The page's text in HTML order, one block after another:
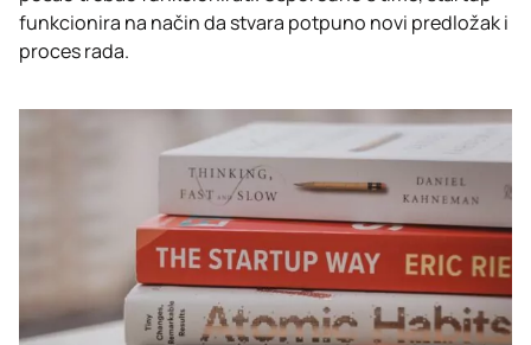
funkcionira na način da stvara potpuno novi predložak i
proces rada.